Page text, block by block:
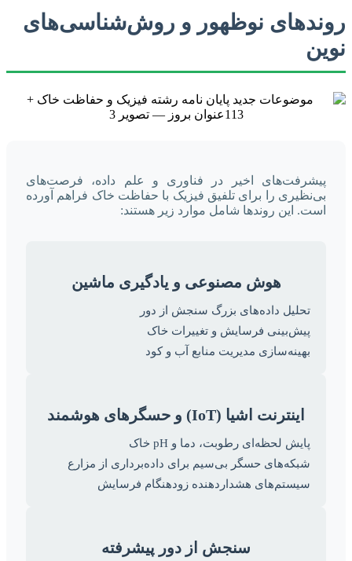
روندهای نوظهور و روش‌شناسی‌های
نوین
پیشرفت‌های اخیر در فناوری و علم داده، فرصت‌های
بی‌نظیری را برای تلفیق فیزیک با حفاظت خاک فراهم آورده
است. این روندها شامل موارد زیر هستند:
هوش مصنوعی و یادگیری ماشین
تحلیل داده‌های بزرگ سنجش از دور
پیش‌بینی فرسایش و تغییرات خاک
بهینه‌سازی مدیریت منابع آب و کود
اینترنت اشیا (IoT) و حسگرهای هوشمند
پایش لحظه‌ای رطوبت، دما و pH خاک
شبکه‌های حسگر بی‌سیم برای داده‌برداری از مزارع
سیستم‌های هشداردهنده زودهنگام فرسایش
سنجش از دور پیشرفته